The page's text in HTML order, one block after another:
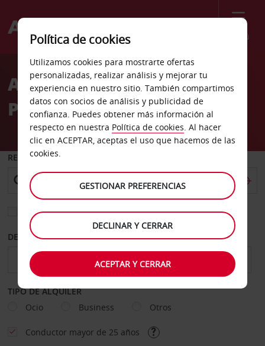
Menú
Welcome
AvisAlquiler de coches Puerto
Plata
RECOGER EN
Elegir otra oficina de devolución
DESDE HASTA
TIPO DE ALQUILER
Ocio
Business Otros
Conductor mayor de 25 años
Política de cookies
Utilizamos cookies para mostrarte ofertas
personalizadas, realizar análisis y mejorar tu
experiencia en nuestro sitio. También compartimos
datos con socios de análisis y publicidad de
confianza. Puedes obtener más información al
respecto en nuestra Política de cookies. Al hacer
clic en ACEPTAR, aceptas el uso que hacemos de las
cookies.
GESTIONAR PREFERENCIAS
DECLINAR Y CERRAR
ACEPTAR Y CERRAR